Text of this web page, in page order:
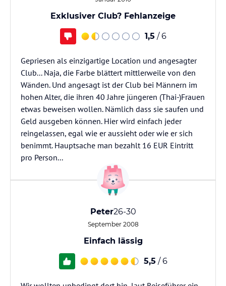
Exklusiver Club? Fehlanzeige
1,5 / 6
Gepriesen als einzigartige Location und angesagter
Club... Naja, die Farbe blättert mittlerweile von den
Wänden. Und angesagt ist der Club bei Männern im
hohen Alter, die ihren 40 Jahre jüngeren (Thai-)Frauen
etwas beweisen wollen. Nämlich dass sie saufen und
Geld ausgeben können. Hier wird einfach jeder
reingelassen, egal wie er aussieht oder wie er sich
benimmt. Hauptsache man bezahlt 16 EUR Eintritt
pro Person...
Peter26-30
September 2008
Einfach lässig
5,5 / 6